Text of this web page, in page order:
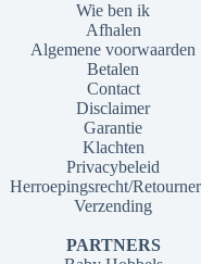
Wie ben ik
Afhalen
Algemene voorwaarden
Betalen
Contact
Disclaimer
Garantie
Klachten
Privacybeleid
Herroepingsrecht/
Verzending
PARTNERS